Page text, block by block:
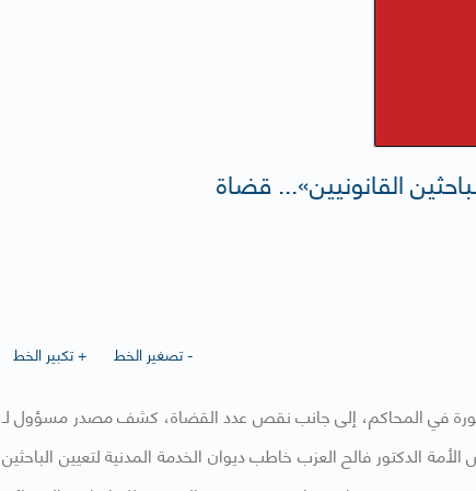
القانونيين»... قضاة
+ تكبير الخط
- تصغير الخط
في المحاكم، إلى جانب نقص عدد القضاة، كشف مصدر مسؤول لـ
الدكتور فالح العزب خاطب ديوان الخدمة المدنية لتعيين الباحثين